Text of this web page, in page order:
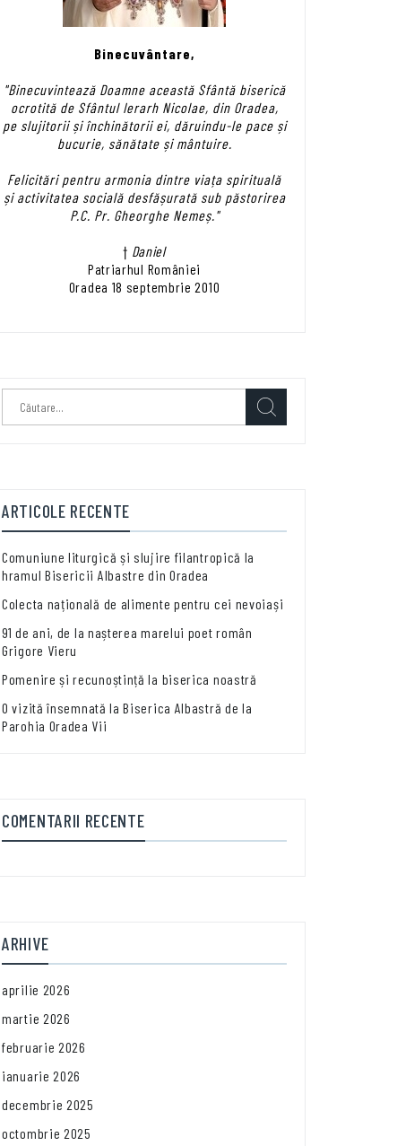
Binecuvântare,
"Binecuvintează Doamne această Sfântă biserică
ocrotită de Sfântul Ierarh Nicolae, din Oradea,
pe slujitorii și închinătorii ei, dăruindu-le pace și
bucurie, sănătate și mântuire.
Felicitări pentru armonia dintre viața spirituală
și activitatea socială desfășurată sub păstorirea
P.C. Pr. Gheorghe Nemeș."
† Daniel
Patriarhul României
Oradea 18 septembrie 2010
după:
ARTICOLE RECENTE
Comuniune liturgică și slujire filantropică la
hramul Bisericii Albastre din Oradea
Colecta națională de alimente pentru cei nevoiași
91 de ani, de la nașterea marelui poet român
Grigore Vieru
Pomenire și recunoștință la biserica noastră
O vizită însemnată la Biserica Albastră de la
Parohia Oradea Vii
COMENTARII RECENTE
ARHIVE
aprilie 2026
martie 2026
februarie 2026
ianuarie 2026
decembrie 2025
octombrie 2025